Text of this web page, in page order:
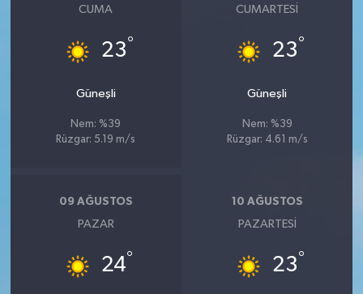
CUMA
23°
Güneşli
Nem: %39
Rüzgar: 5.19 m/s
CUMARTESI
23°
Güneşli
Nem: %39
Rüzgar: 4.61 m/s
09 AĞUSTOS
PAZAR
24°
10 AĞUSTOS
PAZARTESI
23°